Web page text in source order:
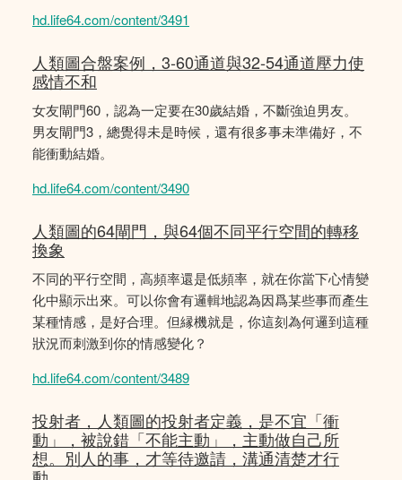
hd.life64.com/content/3491
人類圖合盤案例，3-60通道與32-54通道壓力使
感情不和
女友閘門60，認為一定要在30歲結婚，不斷強迫男友。
男友閘門3，總覺得未是時候，還有很多事未準備好，不
能衝動結婚。
hd.life64.com/content/3490
人類圖的64閘門，與64個不同平行空間的轉移
換象
不同的平行空間，高頻率還是低頻率，就在你當下心情變
化中顯示出來。可以你會有邏輯地認為因爲某些事而產生
某種情感，是好合理。但縁機就是，你這刻為何邏到這種
狀況而刺激到你的情感變化？
hd.life64.com/content/3489
投射者，人類圖的投射者定義，是不宜「衝
動」，被說錯「不能主動」，主動做自己所
想。別人的事，才等待邀請，溝通清楚才行